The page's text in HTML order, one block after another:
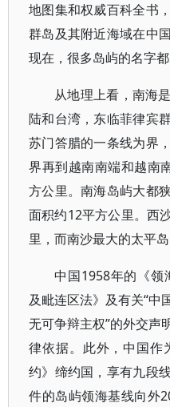
地图集和权威百科全书
群岛及其附近海域在中
现在，很多岛屿的名字都
从地理上看，南海
陆和台湾，东临菲律宾
苏门答腊的一条线为界
界再到越南南端和越南
方公里。南海岛屿大都
面积约12平方公里。西
里，而南沙最大的太平
中国1958年的《领
及毗连区法》及有关“中
无可争辩主权”的外交声
律依据。此外，中国作
约》缔约国，享有九段
件的岛屿领海基线向外